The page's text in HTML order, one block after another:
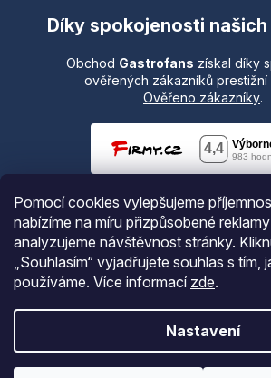
Pomocí cookies vylepšujeme
nabízíme na míru přizpůsobené
analyzujeme návštěvnost stránky.
„Souhlasím“ vyjadřujete souhlas s tím,
používáme. Více informací zde.
Nastavení
Díky spokojenosti našich
Obchod Gastrofans získal díky
ověřených zákazníků prestižní
Ověřeno zákazníky.
Gastrofans.cz